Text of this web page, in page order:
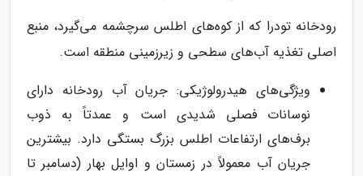
رودخانه تودرا که از کوه‌های اطلس سرچشمه می‌گیرد، منبع
اصلی تغذیه آب‌های سطحی و زیرزمینی منطقه است.
ویژگی‌های هیدرولوژیکی: جریان آب رودخانه دارای
نوسانات فصلی شدیدی است و عمدتاً به ذوب
برف‌های ارتفاعات اطلس بزرگ بستگی دارد. بیشترین
جریان آب معمولاً در زمستان و اوایل بهار (دسامبر تا